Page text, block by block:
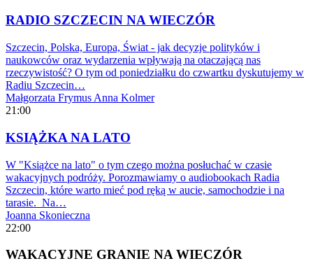
RADIO SZCZECIN NA WIECZÓR
Szczecin, Polska, Europa, Świat - jak decyzje polityków i
naukowców oraz wydarzenia wpływają na otaczającą nas
rzeczywistość? O tym od poniedziałku do czwartku dyskutujemy w
Radiu Szczecin…
Małgorzata Frymus Anna Kolmer
21:00
KSIĄŻKA NA LATO
W "Książce na lato" o tym czego można posłuchać w czasie
wakacyjnych podróży. Porozmawiamy o audiobookach Radia
Szczecin, które warto mieć pod ręką w aucie, samochodzie i na
tarasie. Na…
Joanna Skonieczna
22:00
WAKACYJNE GRANIE NA WIECZÓR